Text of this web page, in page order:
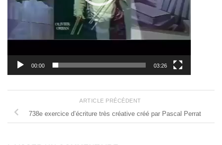
00:00 03:26
ARTICLE PRÉCÉDENT
738e exercice d’écriture très créative créé par Pascal Perrat